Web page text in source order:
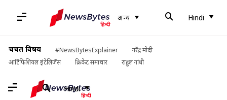
अन्य Hindi
चर्चित विषय #NewsBytesExplainer
नरेंद्र मोदी
आर्टिफिशियल इंटेलिजेंस
क्रिकेट समाचार राहुल गांधी
Hindi